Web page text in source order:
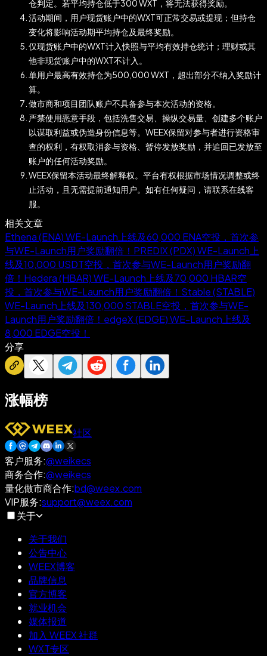
仓判定。若平均持仓低于300 WXT，将无法获得奖励。
活动期间，用户现货账户中的WXT可正常交易或提现；但持仓
变化将影响活动期平均持仓及最终奖励。
仅现货账户中的WXT计入快照与平均有效持仓统计；理财或其
他非现货账户中的WXT不计入。
单用户最高有效持仓为500,000 WXT，超出部分不纳入奖励计
算。
做市商和项目团队账户不具备参与本次活动的资格。
严禁使用恶意手段，包括洗售交易、操纵交易量、创建多个账户
以谋取利益或伪造身份信息等。WEEX保留对参与者进行资格审
查的权利，有权取消参与资格、暂停发放奖励，并追回已发放至
账户的任何活动奖励。
WEEX保留本活动最终解释权。平台有权根据市场情况调整或终
止活动，且无需提前通知用户。如有任何疑问，请联系在线客
服。
相关文章
Ethena (ENA) WE-Launch上线及60,000 ENA空投，首次参
与WE-Launch用户奖励翻倍！ PREDIX (PDX) WE-Launch上
线及10,000 USDT空投，首次参与WE-Launch用户奖励翻
倍！ Hedera (HBAR) WE-Launch上线及70,000 HBAR空
投，首次参与WE-Launch用户奖励翻倍！ Stable (STABLE)
WE-Launch上线及130,000 STABLE空投，首次参与WE-
Launch用户奖励翻倍！ edgeX (EDGE) WE-Launch上线及
8,000 EDGE空投！
分享
涨幅榜
社区
客户服务:@weikecs
商务合作:@weikecs
量化做市商合作:bd@weex.com
VIP服务:support@weex.com
关于
关于我们
公告中心
WEEX博客
品牌信息
官方博客
就业机会
媒体报道
加入 WEEX 社群
WXT专区